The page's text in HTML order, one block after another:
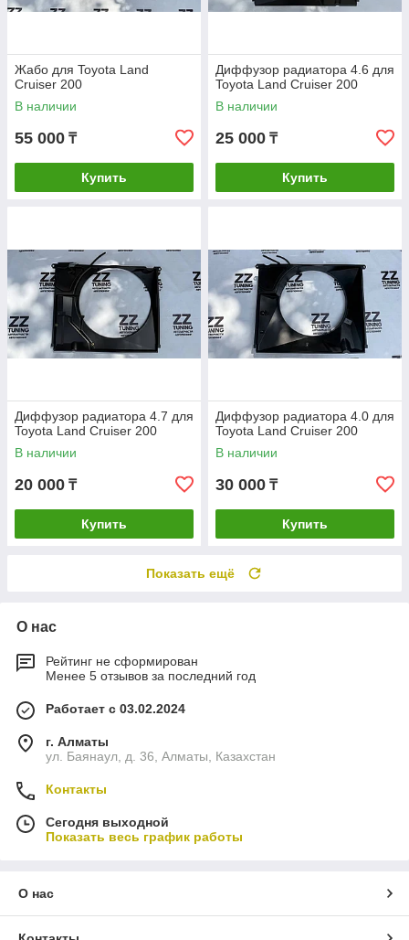
Жабо для Toyota Land
Cruiser 200
В наличии
55 000 ₸
Купить
Диффузор радиатора 4.6 для
Toyota Land Cruiser 200
В наличии
25 000 ₸
Купить
Диффузор радиатора 4.7 для
Toyota Land Cruiser 200
В наличии
20 000 ₸
Купить
Диффузор радиатора 4.0 для
Toyota Land Cruiser 200
В наличии
30 000 ₸
Купить
Показать ещё
О нас
Рейтинг не сформирован
Менее 5 отзывов за последний год
Работает с 03.02.2024
г. Алматы
ул. Баянаул, д. 36, Алматы, Казахстан
Контакты
Сегодня выходной
Показать весь график работы
О нас